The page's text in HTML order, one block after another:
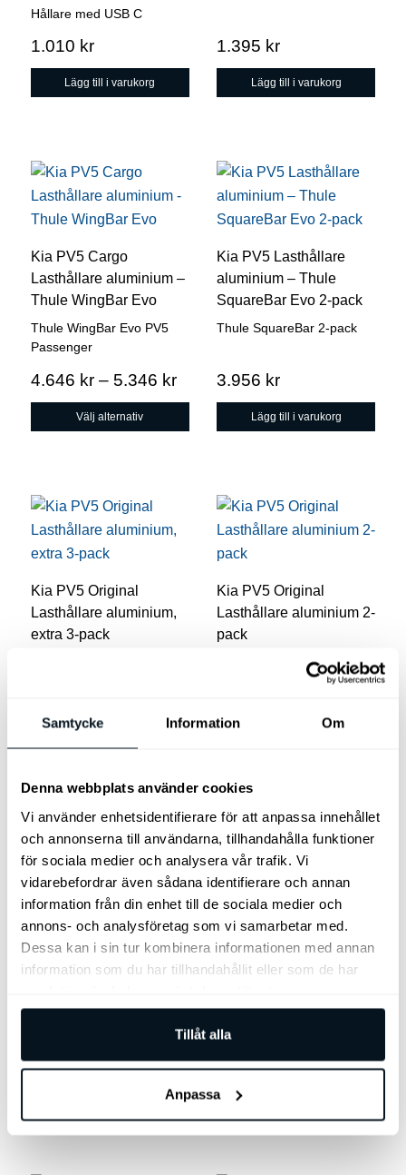
Samtycke Information Om
Denna webbplats använder cookies
Vi använder enhetsidentifierare för att anpassa innehållet
och annonserna till användarna, tillhandahålla funktioner
för sociala medier och analysera vår trafik. Vi
vidarebefordrar även sådana identifierare och annan
information från din enhet till de sociala medier och
annons- och analysföretag som vi samarbetar med.
Dessa kan i sin tur kombinera informationen med annan
information som du har tillhandahållit eller som de har
Tillåt alla
Anpassa
Hållare med USB C
1.010 kr
Lägg till i varukorg
1.395 kr
Lägg till i varukorg
Kia PV5 Cargo
Lasthållare aluminium –
Thule WingBar Evo
Thule WingBar Evo PV5
Passenger
4.646 kr – 5.346 krPrisintervall:
4.646 kr
Välj alternativ
Den
här
produkten
flera
olika
kan
väljas
på
Kia PV5 Lasthållare
aluminium – Thule
SquareBar Evo 2-pack
Thule SquareBar 2-pack
3.956 kr
Lägg till i varukorg
Kia PV5 Original
Lasthållare aluminium,
extra 3-pack
7.595 kr
Lägg till i varukorg
Kia PV5 Original
Lasthållare aluminium 2-
pack
Original Lasthållare
aluminium 2-pack
5.495
Bagageutrymmeslåda
hopfällbar
Organisatör för
bagageutrymmet.
495kr
Takbox Thule Motion 3
XL Low
Vingformad profil med
dynamisk, framåtlutad nos
och förbättrad
bränsleeffektivitet.
10.999kr
Den
här
produkten
har
flera
varianter.
alternativen
väljas
på
produktsidan